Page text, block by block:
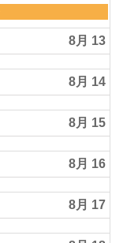
8月 13
8月 14
8月 15
8月 16
8月 17